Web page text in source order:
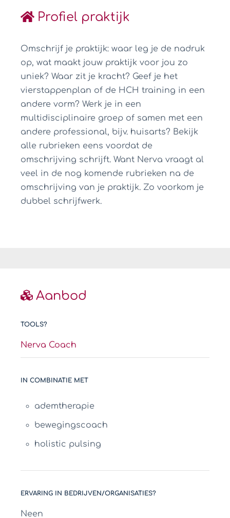
Profiel praktijk
Omschrijf je praktijk: waar leg je de nadruk
op, wat maakt jouw praktijk voor jou zo
uniek? Waar zit je kracht? Geef je het
vierstappenplan of de HCH training in een
andere vorm? Werk je in een
multidisciplinaire groep of samen met een
andere professional, bijv. huisarts? Bekijk
alle rubrieken eens voordat de
omschrijving schrijft. Want Nerva vraagt al
veel in de nog komende rubrieken na de
omschrijving van je praktijk. Zo voorkom je
dubbel schrijfwerk.
Aanbod
TOOLS?
Nerva Coach
IN COMBINATIE MET
ademtherapie
bewegingscoach
holistic pulsing
ERVARING IN BEDRIJVEN/ORGANISATIES?
Neen